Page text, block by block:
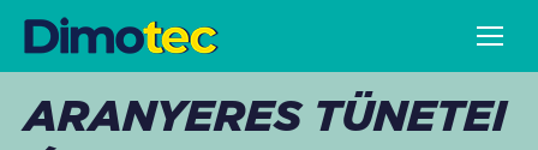
ARANYERES TÜNETEI